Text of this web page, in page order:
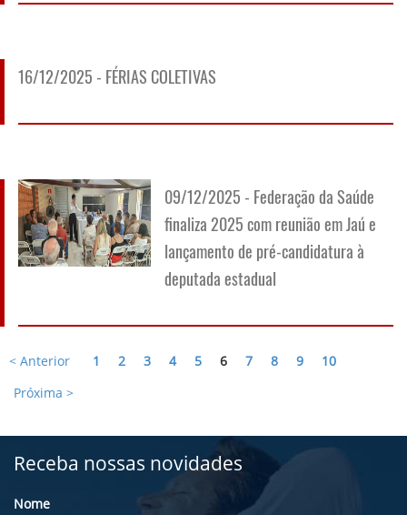
16/12/2025 - FÉRIAS COLETIVAS
09/12/2025 - Federação da Saúde
finaliza 2025 com reunião em Jaú e
lançamento de pré-candidatura à
deputada estadual
< Anterior 1 2 3 4 5 6 7 8 9
10
Próxima >
Receba nossas novidades
Nome